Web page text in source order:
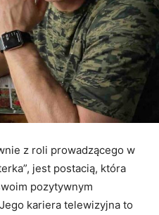
z roli prowadzącego w
jest postacią, która
pozytywnym
kariera telewizyjna to